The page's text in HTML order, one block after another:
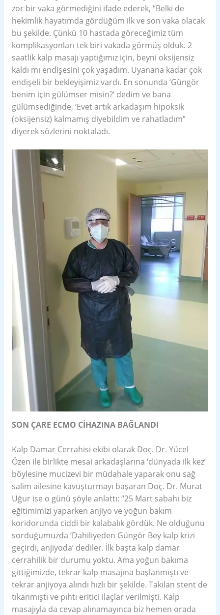
zor bir vaka görmediğini ifade ederek, “Belki de
hekimlik hayatımda gördüğüm ilk ve son vaka olacak
bu şekilde. Çünkü 10 hastada göreceğimiz tüm
komplikasyonları tek biri vakada görmüş olduk. 2
saatlik kalp masajı yaptığımız için, beyni oksijensiz
kaldı mı endişesini çok yaşadım. Uyanana kadar çok
endişeli bir bekleyişimiz vardı. En sonunda ‘Güngör
benim için gülümser misin?’ dedim ve bana
gülümsediğinde, ‘Evet artık arkadaşım hipoksik
(oksijensiz) kalmamış diyebildim ve rahatladım”
diyerek sözlerini noktaladı.
SON ÇARE ECMO CİHAZINA BAĞLANDI
Kalp Damar Cerrahisi ekibi olarak Doç. Dr. Yücel
Özen ile birlikte mesai arkadaşlarına ‘dünyada ilk kez’
böylesine mucizevi bir müdahale yaparak onu sağ
salim ailesine kavuşturmayı başaran Doç. Dr. Murat
Uğur ise o günü şöyle anlattı: “25 Mart sabahı biz
eğitimimizi yaparken anjiyo ve yoğun bakım
koridorunda ciddi bir kalabalık gördük. Ne olduğunu
sorduğumuzda ‘Dahiliyeden Güngör Bey kalp krizi
geçirdi, anjiyoda’ dediler. İlk başta kalp damar
cerrahilik bir durumu yoktu. Ama yoğun bakıma
gittiğimizde, tekrar kalp masajına başlanmıştı ve
tekrar anjiyoya alındı hızlı bir şekilde. Takılan stent de
tıkanmıştı ve pıhtı eritici ilaçlar verilmişti. Kalp
masajıyla da cevap alınamayınca biz hemen orada